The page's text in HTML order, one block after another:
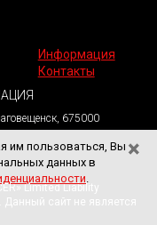
Информация
Контакты
675000
Limited Liability
сайт не является
×
им пользоваться, Вы
данных в
.